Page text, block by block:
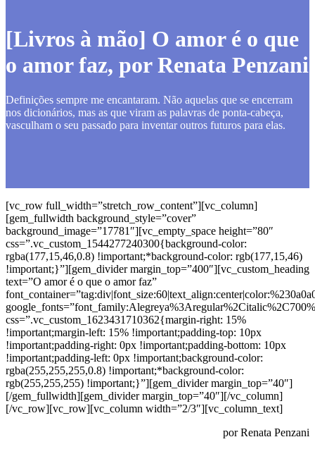
[Livros à mão] O amor é o que
o amor faz, por Renata Penzani
Definições sempre me encantaram. Não aquelas que se encerram
nos dicionários, mas as que viram as palavras de ponta-cabeça,
vasculham o seu passado para inventar outros futuros para elas.
[vc_row full_width=”stretch_row_content”][vc_column]
[gem_fullwidth background_style=”cover”
background_image=”17781″][vc_empty_space height=”80″
css=”.vc_custom_1544277240300{background-color:
rgba(177,15,46,0.8) !important;*background-color: rgb(177,15,46)
!important;}”][gem_divider margin_top=”400″][vc_custom_heading
text=”O amor é o que o amor faz”
css=”.vc_custom_1623431710362{margin-right: 15%
!important;margin-left: 15% !important;padding-top: 10px
!important;padding-right: 0px !important;padding-bottom: 10px
!important;padding-left: 0px !important;background-color:
rgba(255,255,255,0.8) !important;*background-color:
rgb(255,255,255) !important;}”][gem_divider margin_top=”40″]
[/gem_fullwidth][gem_divider margin_top=”40″][/vc_column]
[/vc_row][vc_row][vc_column width=”2/3″][vc_column_text]
por Renata Penzani